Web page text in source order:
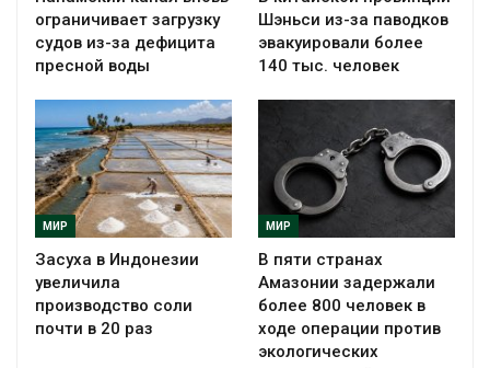
ограничивает загрузку
судов из-за дефицита
пресной воды
Шэньси из-за паводков
эвакуировали более
140 тыс. человек
МИР
Засуха в Индонезии
увеличила
производство соли
почти в 20 раз
МИР
В пяти странах
Амазонии задержали
более 800 человек в
ходе операции против
экологических